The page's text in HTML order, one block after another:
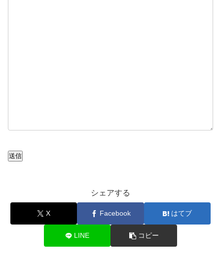
送信
シェアする
X Facebook はてブ
LINE コピー